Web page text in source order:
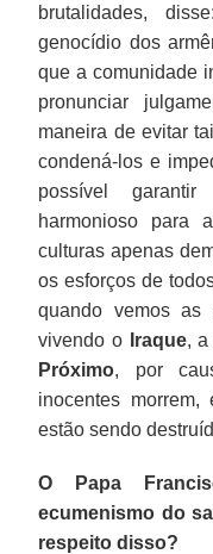
brutalidades,
genocídio dos
que a comunidade
pronunciar
maneira de evitar
condená-los e
possível
harmonioso para
culturas apenas
os esforços de
quando vemos as
vivendo o
Iraque, a
Próximo, por
inocentes
estão sendo
O Papa
ecumenismo do
respeito disso?